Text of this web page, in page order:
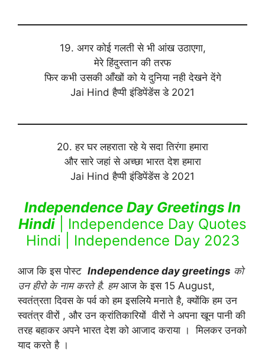
19. अगर कोई गलती से भी आंख उठाएगा,
मेरे हिंदुस्तान की तरफ
फिर कभी उसकी आँखों को ये दुनिया नही देखने देंगे
Jai Hind हैप्पी इंडिपेंडेंस डे 2021
20. हर घर लहराता रहे ये सदा तिरंगा हमारा
और सारे जहां से अच्छा भारत देश हमारा
Jai Hind हैप्पी इंडिपेंडेंस डे 2021
Independence Day Greetings In
Hindi | Independence Day Quotes
Hindi | Independence Day 2023
आज कि इस पोस्ट Independence day greetings को
उन हीरो के नाम करते है. हमआज के इस 15 August,
स्वतंत्रता दिवस के पर्व को हम इसलियेे मनाते है, क्योंकि हम उन
स्वतंत्र वीरों , और उन क्रांतिकारियों वीरों ने अपना खून पानी की
तरह बहाकर अपने भारत देश को आजाद कराया । मिलकर उनको
याद करते है ।